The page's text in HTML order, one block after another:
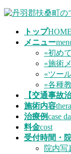
コ
ナ
トップHOME
メニュー
«初め
«施術
«ツー
«各種
【交通事故
施術内容
治療例case
料金cost
受付時間・
院内写